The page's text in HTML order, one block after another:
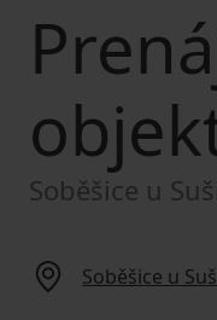
Soběšice u
Soběšice u